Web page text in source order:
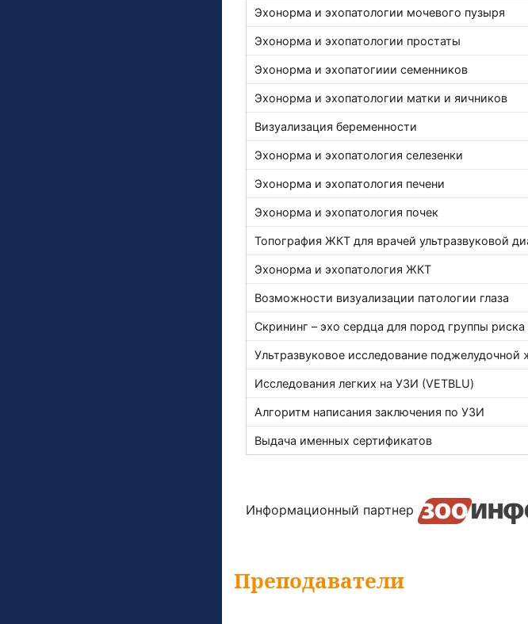
Эхонорма и эхопатологии мочевого пузыря
Эхонорма и эхопатологии простаты
Эхонорма и эхопатогиии семенников
Эхонорма и эхопатологии матки и яичников
Визуализация беременности
Эхонорма и эхопатология селезенки
Эхонорма и эхопатология печени
Эхонорма и эхопатология почек
Топография ЖКТ для врачей ультразвуковой
Эхонорма и эхопатология ЖКТ
Возможности визуализации патологии глаза
Скрининг – эхо сердца для пород группы
Ультразвуковое исследование поджелудочной
Исследования легких на УЗИ (VETBLU)
Алгоритм написания заключения по УЗИ
Выдача именных сертификатов
Информационный партнер
Преподаватели